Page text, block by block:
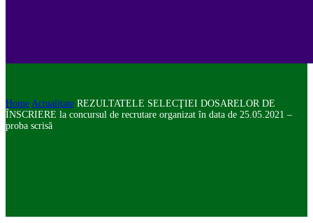
Home Actualitate REZULTATELE SELECŢIEI DOSARELOR DE
ÎNSCRIERE la concursul de recrutare organizat în data de 25.05.2021 –
proba scrisă